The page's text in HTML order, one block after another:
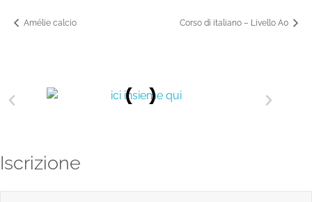
Amélie calcio Corso di italiano – Livello A0
Iscrizione